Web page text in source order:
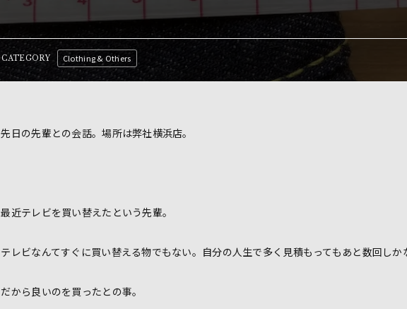
CATEGORY Clothing & Others
先日の先輩との会話。場所は弊社横浜店。
最近テレビを買い替えたという先輩。
テレビなんてすぐに買い替える物でもない。自分の人生で多く見積もってもあと数回しか
だから良いのを買ったとの事。